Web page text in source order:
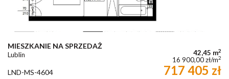
MIESZKANIE NA SPRZEDAŻ
Lublin 42,45 m2
16 900,00 zł/m2
LND-MS-4604 717 405 zł